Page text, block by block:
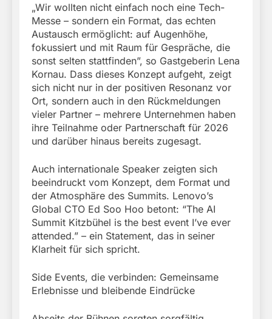
„Wir wollten nicht einfach noch eine Tech-
Messe – sondern ein Format, das echten
Austausch ermöglicht: auf Augenhöhe,
fokussiert und mit Raum für Gespräche, die
sonst selten stattfinden”, so Gastgeberin Lena
Kornau. Dass dieses Konzept aufgeht, zeigt
sich nicht nur in der positiven Resonanz vor
Ort, sondern auch in den Rückmeldungen
vieler Partner – mehrere Unternehmen haben
ihre Teilnahme oder Partnerschaft für 2026
und darüber hinaus bereits zugesagt.
Auch internationale Speaker zeigten sich
beeindruckt vom Konzept, dem Format und
der Atmosphäre des Summits. Lenovo’s
Global CTO Ed Soo Hoo betont: “The AI
Summit Kitzbühel is the best event I’ve ever
attended.” – ein Statement, das in seiner
Klarheit für sich spricht.
Side Events, die verbinden: Gemeinsame
Erlebnisse und bleibende Eindrücke